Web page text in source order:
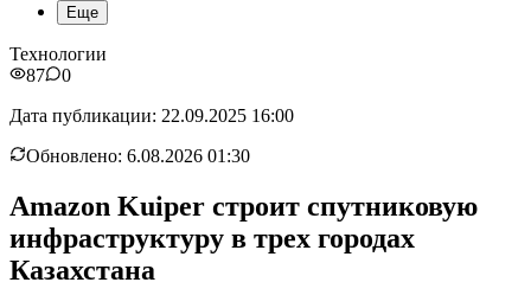
Еще
Технологии
87
0
Дата публикации: 22.09.2025 16:00
Обновлено: 6.08.2026 01:30
Amazon Kuiper строит спутниковую
инфраструктуру в трех городах
Казахстана